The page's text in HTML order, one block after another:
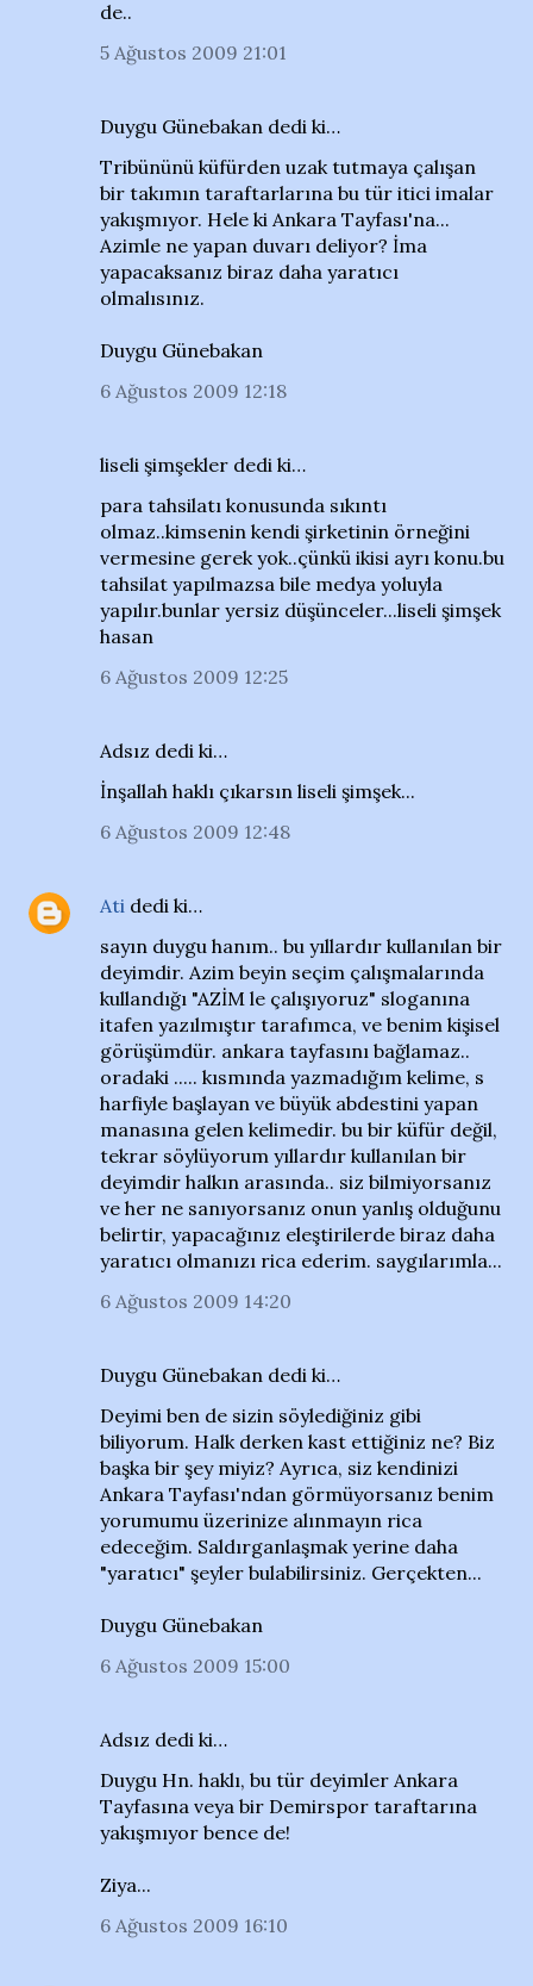
de..
5 Ağustos 2009 21:01
Duygu Günebakan dedi ki…
Tribününü küfürden uzak tutmaya çalışan
bir takımın taraftarlarına bu tür itici imalar
yakışmıyor. Hele ki Ankara Tayfası'na...
Azimle ne yapan duvarı deliyor? İma
yapacaksanız biraz daha yaratıcı
olmalısınız.
Duygu Günebakan
6 Ağustos 2009 12:18
liseli şimşekler dedi ki…
para tahsilatı konusunda sıkıntı
olmaz..kimsenin kendi şirketinin örneğini
vermesine gerek yok..çünkü ikisi ayrı konu.bu
tahsilat yapılmazsa bile medya yoluyla
yapılır.bunlar yersiz düşünceler...liseli şimşek
hasan
6 Ağustos 2009 12:25
Adsız dedi ki…
İnşallah haklı çıkarsın liseli şimşek...
6 Ağustos 2009 12:48
Ati dedi ki…
sayın duygu hanım.. bu yıllardır kullanılan bir
deyimdir. Azim beyin seçim çalışmalarında
kullandığı "AZİM le çalışıyoruz" sloganına
itafen yazılmıştır tarafımca, ve benim kişisel
görüşümdür. ankara tayfasını bağlamaz..
oradaki ..... kısmında yazmadığım kelime, s
harfiyle başlayan ve büyük abdestini yapan
manasına gelen kelimedir. bu bir küfür değil,
tekrar söylüyorum yıllardır kullanılan bir
deyimdir halkın arasında.. siz bilmiyorsanız
ve her ne sanıyorsanız onun yanlış olduğunu
belirtir, yapacağınız eleştirilerde biraz daha
yaratıcı olmanızı rica ederim. saygılarımla...
6 Ağustos 2009 14:20
Duygu Günebakan dedi ki…
Deyimi ben de sizin söylediğiniz gibi
biliyorum. Halk derken kast ettiğiniz ne? Biz
başka bir şey miyiz? Ayrıca, siz kendinizi
Ankara Tayfası'ndan görmüyorsanız benim
yorumumu üzerinize alınmayın rica
edeceğim. Saldırganlaşmak yerine daha
"yaratıcı" şeyler bulabilirsiniz. Gerçekten...
Duygu Günebakan
6 Ağustos 2009 15:00
Adsız dedi ki…
Duygu Hn. haklı, bu tür deyimler Ankara
Tayfasına veya bir Demirspor taraftarına
yakışmıyor bence de!
Ziya...
6 Ağustos 2009 16:10